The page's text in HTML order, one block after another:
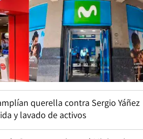
querella contra Sergio Yáñez
y lavado de activos